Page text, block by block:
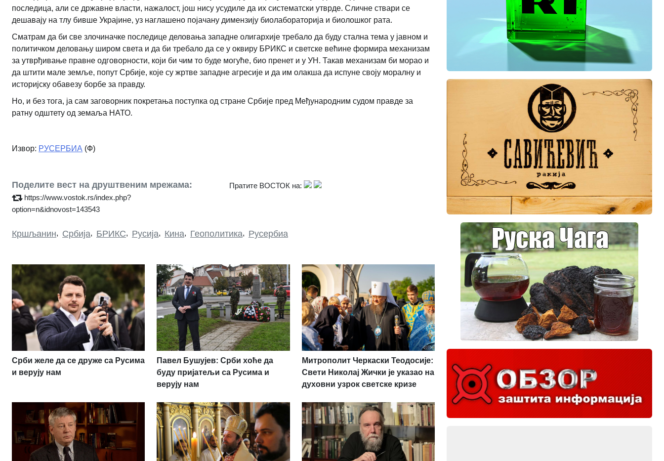
последица, али се државне власти, нажалост, још нису усудиле да их систематски утврде. Сличне ствари се
дешавају на тлу бивше Украјине, уз наглашено појачану димензију биолабораторија и биолошког рата.
Сматрам да би све злочиначке последице деловања западне олигархије требало да буду стална тема у јавном и
политичком деловању широм света и да би требало да се у оквиру БРИКС и светске већине формира механизам
за утврђивање правне одговорности, који би чим то буде могуће, био пренет и у УН. Такав механизам би морао и
да штити мале земље, попут Србије, које су жртве западне агресије и да им олакша да испуне своју моралну и
историјску обавезу борбе за правду.
Но, и без тога, ја сам заговорник покретања поступка од стране Србије пред Међународним судом правде за
ратну одштету од земаља НАТО.
Извор: РУСЕРБИА (Ф)
Поделите вест на друштвеним мрежама:
https://www.vostok.rs/index.php?
option=n&idnovost=143543
Пратите ВОСТОК на:
Кршљанин, Србија, БРИКС, Русија, Кина, Геополитика, Русербиа
Срби желе да се друже са Русима
и верују нам
Павел Бушујев: Срби хоће да
буду пријатељи са Русима и
верују нам
Митрополит Черкаски Теодосије:
Свети Николај Жички је указао на
духовни узрок светске кризе